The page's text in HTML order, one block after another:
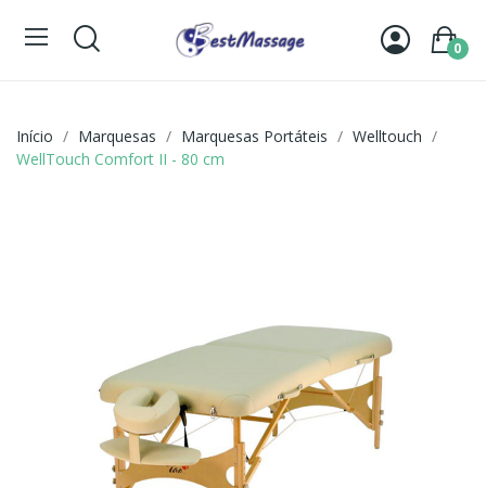
0
Início Marquesas Marquesas Portáteis
Welltouch
WellTouch Comfort II - 80 cm